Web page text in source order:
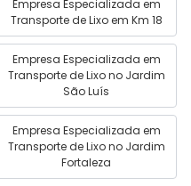
Empresa Especializada em
Transporte de Lixo em Km 18
Empresa Especializada em
Transporte de Lixo no Jardim
São Luís
Empresa Especializada em
Transporte de Lixo no Jardim
Fortaleza